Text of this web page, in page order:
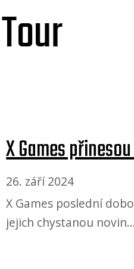
X Games
26. září 2024
X Games poslední
jejich chystanou novin…